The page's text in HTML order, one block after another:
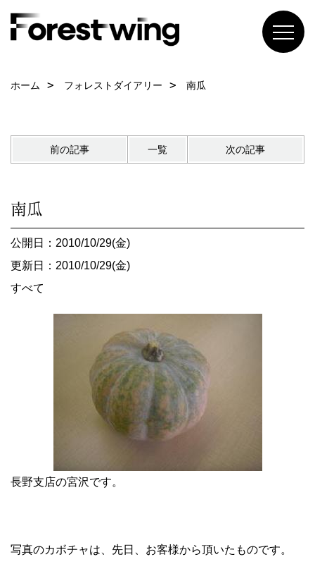
ホーム フォレストダイアリー 南瓜
前の記事 一覧 次の記事
南瓜
公開日：2010/10/29(金)
更新日：2010/10/29(金)
すべて
長野支店の宮沢です。
写真のカボチャは、先日、お客様から頂いたものです。